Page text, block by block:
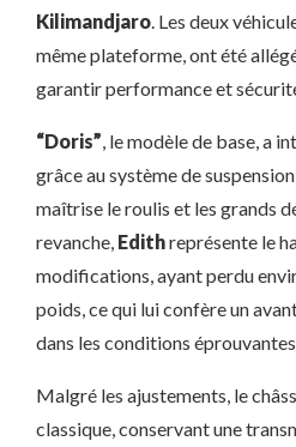
Kilimandjaro. Les deux
même plateforme, ont été
garantir performance et
“Doris”, le modèle de base, a
grâce au système de suspension
maîtrise le roulis et les grands
revanche, Edithreprésente le
modifications, ayant perdu
poids, ce qui lui confère un
dans les conditions éprouvantes
Malgré les ajustements, le
classique, conservant une